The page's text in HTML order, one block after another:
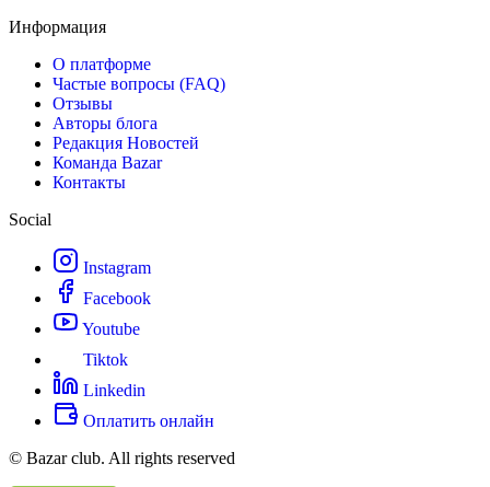
Информация
О платформе
Частые вопросы (FAQ)
Отзывы
Авторы блога
Редакция Новостей
Команда Bazar
Контакты
Social
Instagram
Facebook
Youtube
Tiktok
Linkedin
Оплатить онлайн
© Bazar club. All rights reserved